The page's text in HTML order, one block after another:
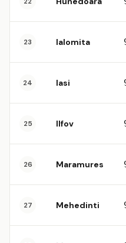
23 Ialomita
24 Iasi
25 Ilfov
26 Maramures
27 Mehedinti